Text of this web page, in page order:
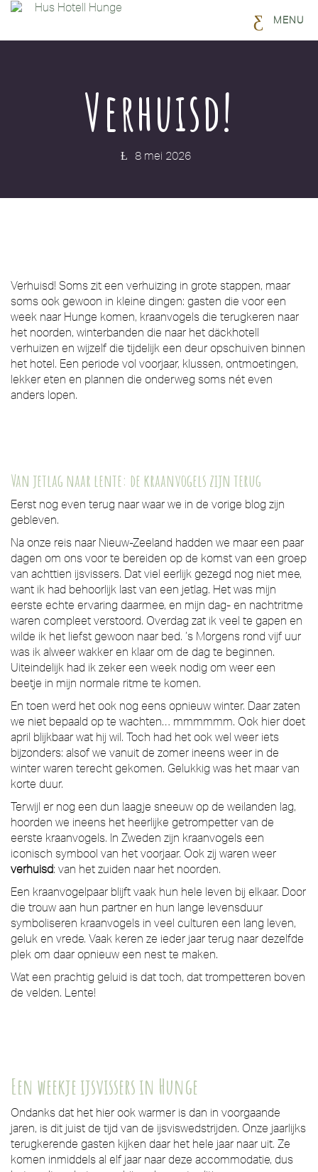
MENU
Verhuisd!
8 mei 2026
Verhuisd! Soms zit een verhuizing in grote stappen, maar
soms ook gewoon in kleine dingen: gasten die voor een
week naar Hunge komen, kraanvogels die terugkeren naar
het noorden, winterbanden die naar het däckhotell
verhuizen en wijzelf die tijdelijk een deur opschuiven binnen
het hotel. Een periode vol voorjaar, klussen, ontmoetingen,
lekker eten en plannen die onderweg soms nét even
anders lopen.
Van jetlag naar lente: de kraanvogels zijn terug
Eerst nog even terug naar waar we in de vorige blog zijn
gebleven.
Na onze reis naar Nieuw-Zeeland hadden we maar een paar
dagen om ons voor te bereiden op de komst van een groep
van achttien ijsvissers. Dat viel eerlijk gezegd nog niet mee,
want ik had behoorlijk last van een jetlag. Het was mijn
eerste echte ervaring daarmee, en mijn dag- en nachtritme
waren compleet verstoord. Overdag zat ik veel te gapen en
wilde ik het liefst gewoon naar bed. ’s Morgens rond vijf uur
was ik alweer wakker en klaar om de dag te beginnen.
Uiteindelijk had ik zeker een week nodig om weer een
beetje in mijn normale ritme te komen.
En toen werd het ook nog eens opnieuw winter. Daar zaten
we niet bepaald op te wachten… mmmmmm. Ook hier doet
april blijkbaar wat hij wil. Toch had het ook wel weer iets
bijzonders: alsof we vanuit de zomer ineens weer in de
winter waren terecht gekomen. Gelukkig was het maar van
korte duur.
Terwijl er nog een dun laagje sneeuw op de weilanden lag,
hoorden we ineens het heerlijke getrompetter van de
eerste kraanvogels. In Zweden zijn kraanvogels een
iconisch symbool van het voorjaar. Ook zij waren weer
verhuisd: van het zuiden naar het noorden.
Een kraanvogelpaar blijft vaak hun hele leven bij elkaar. Door
die trouw aan hun partner en hun lange levensduur
symboliseren kraanvogels in veel culturen een lang leven,
geluk en vrede. Vaak keren ze ieder jaar terug naar dezelfde
plek om daar opnieuw een nest te maken.
Wat een prachtig geluid is dat toch, dat trompetteren boven
de velden. Lente!
Een weekje ijsvissers in Hunge
Ondanks dat het hier ook warmer is dan in voorgaande
jaren, is dit juist de tijd van de ijsviswedstrijden. Onze jaarlijks
terugkerende gasten kijken daar het hele jaar naar uit. Ze
komen inmiddels al elf jaar naar deze accommodatie, dus